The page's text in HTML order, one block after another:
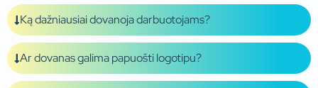
Ką dažniausiai dovanoja darbuotojams?
Ar dovanas galima papuošti logotipu?